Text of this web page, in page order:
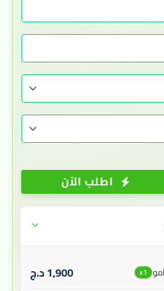
اطلب الآن
x1
1,900د.ج